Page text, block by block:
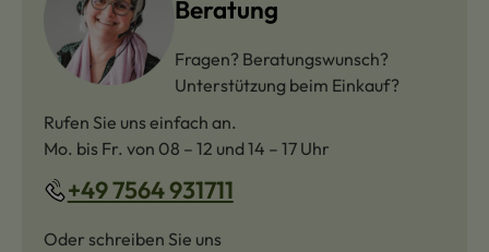
Beratung
Fragen? Beratungswunsch?
Unterstützung beim Einkauf?
Rufen Sie uns einfach an.
Mo. bis Fr. von 08 – 12 und 14 – 17 Uhr
+49 7564 931711
Oder schreiben Sie uns